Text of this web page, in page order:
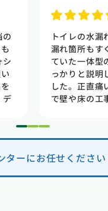
の
デ
積
も
ま
トイレの水
漏れ箇所もす
ていた一体型
っかりと説明
した。正直痛
で壁や床の工
た。 今回は2
思いました。
1 2 3
ターにお任せください